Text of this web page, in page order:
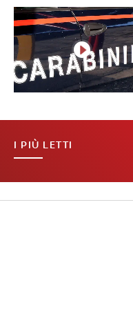
I PIÙ LETTI